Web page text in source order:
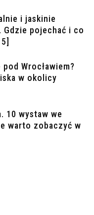
i jaskinie
Gdzie pojechać i co
Wrocławiem?
w okolicy
10 wystaw we
warto zobaczyć w